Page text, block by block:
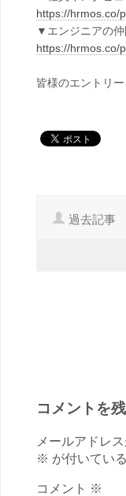
https://hrmos.co/
▼エンジニアの
https://hrmos.co/
皆様のエントリ
過去記事
コメントを
メールアドレ
※ が付いてい
コメント ※